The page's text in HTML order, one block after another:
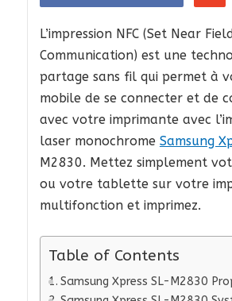
L’impression NFC (Set Near
Communication) est une
partage sans fil qui permet à
mobile de se connecter et de
avec votre imprimante avec
laser monochrome Samsung
M2830. Mettez simplement
ou votre tablette sur votre
multifonction et imprimez.
Table of Contents
Samsung Xpress SL-M2830